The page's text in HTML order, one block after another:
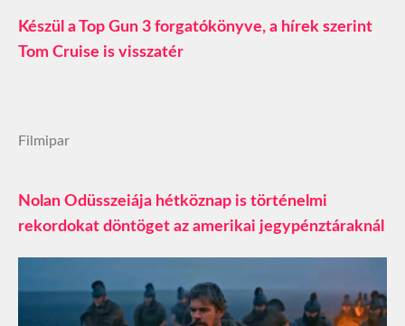
Készül a Top Gun 3 forgatókönyve, a hírek szerint
Tom Cruise is visszatér
Filmipar
Nolan Odüsszeiája hétköznap is történelmi
rekordokat döntöget az amerikai jegypénztáraknál